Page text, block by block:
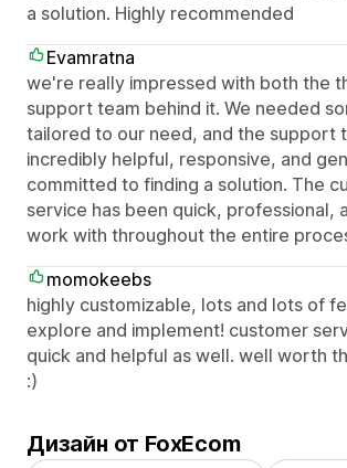
a solution. Highly recommended
Evamratna
we're really impressed with both the
support team behind it. We needed
tailored to our need, and the support
incredibly helpful, responsive, and
committed to finding a solution. The
service has been quick, professional,
work with throughout the entire
momokeebs
highly customizable, lots and lots of
explore and implement! customer
quick and helpful as well. well worth
:)
Дизайн от FoxEcom